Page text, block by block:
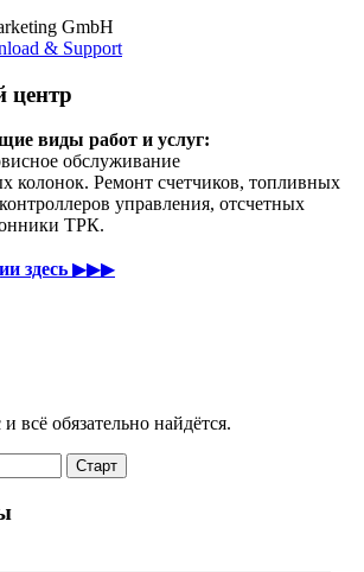
GmbH
& Support
центр
виды работ и услуг:
обслуживание
колонок. Ремонт счетчиков, топливных
управления, отсчетных
ТРК.
здесь ▶▶▶
всё обязательно найдётся.